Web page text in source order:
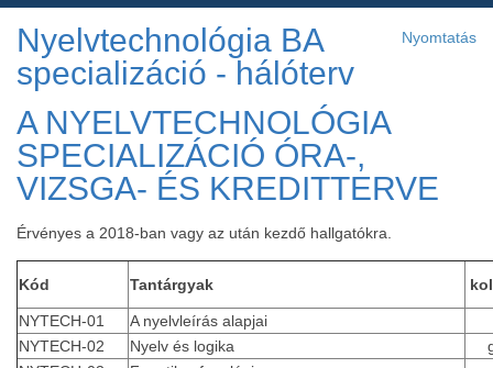
Nyomtatás
Nyelvtechnológia BA
specializáció - hálóterv
A NYELVTECHNOLÓGIA
SPECIALIZÁCIÓ ÓRA-,
VIZSGA- ÉS KREDITTERVE
Érvényes a 2018-ban vagy az után kezdő hallgatókra.
Kód Tantárgyak
NYTECH-01
A nyelvleírás alapjai
NYTECH-02
Nyelv és logika